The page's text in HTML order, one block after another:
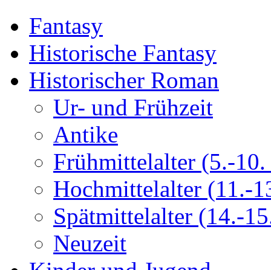
Fantasy
Historische Fantasy
Historischer Roman
Ur- und Frühzeit
Antike
Frühmittelalter (5.-10.
Hochmittelalter (11.-
Spätmittelalter (14.-
Neuzeit